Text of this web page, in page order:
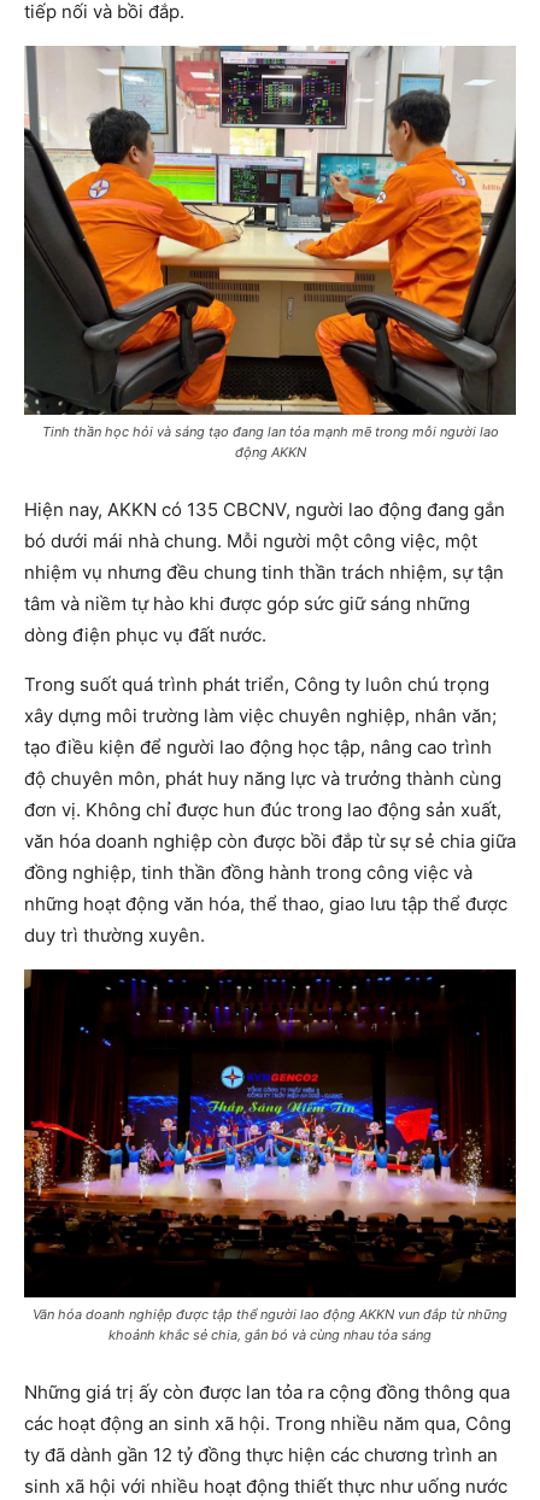
tiếp nối và bồi đắp.
Tinh thần học hỏi và sáng tạo đang lan tỏa mạnh mẽ trong mỗi người lao
động AKKN
Hiện nay, AKKN có 135 CBCNV, người lao động đang gắn
bó dưới mái nhà chung. Mỗi người một công việc, một
nhiệm vụ nhưng đều chung tinh thần trách nhiệm, sự tận
tâm và niềm tự hào khi được góp sức giữ sáng những
dòng điện phục vụ đất nước.
Trong suốt quá trình phát triển, Công ty luôn chú trọng
xây dựng môi trường làm việc chuyên nghiệp, nhân văn;
tạo điều kiện để người lao động học tập, nâng cao trình
độ chuyên môn, phát huy năng lực và trưởng thành cùng
đơn vị. Không chỉ được hun đúc trong lao động sản xuất,
văn hóa doanh nghiệp còn được bồi đắp từ sự sẻ chia giữa
đồng nghiệp, tinh thần đồng hành trong công việc và
những hoạt động văn hóa, thể thao, giao lưu tập thể được
duy trì thường xuyên.
Văn hóa doanh nghiệp được tập thể người lao động AKKN vun đắp từ những
khoảnh khắc sẻ chia, gắn bó và cùng nhau tỏa sáng
Những giá trị ấy còn được lan tỏa ra cộng đồng thông qua
các hoạt động an sinh xã hội. Trong nhiều năm qua, Công
ty đã dành gần 12 tỷ đồng thực hiện các chương trình an
sinh xã hội với nhiều hoạt động thiết thực như uống nước